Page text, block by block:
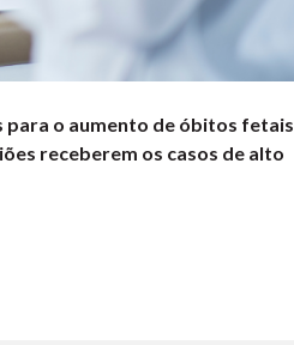
o aumento de óbitos fetais
receberem os casos de alto